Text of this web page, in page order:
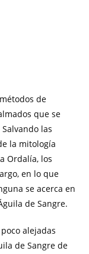
de
que se
las
la mitología
Ordalía, los
en lo que
se acerca en
de Sangre.
alejadas
de Sangre de